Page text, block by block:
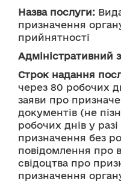
Назва послуги:
призначення
прийнятності
Адміністративний
Строк надання
через 80 робочих
заяви про
документів (не
робочих днів у
призначення без
повідомлення про
свідоцтва про
призначення